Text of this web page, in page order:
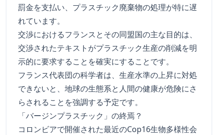
罰金を支払い、プラスチック廃棄物の処理が特に遅
れています。
交渉におけるフランスとその同盟国の主な目的は、
交渉されたテキストがプラスチック生産の削減を明
示的に要求することを確実にすることです。
フランス代表団の科学者は、生産水準の上昇に対処
できないと、地球の生態系と人間の健康が危険にさ
らされることを強調する予定です。
「バージンプラスチック」の終焉？
コロンビアで開催された最近のCop16生物多様性会